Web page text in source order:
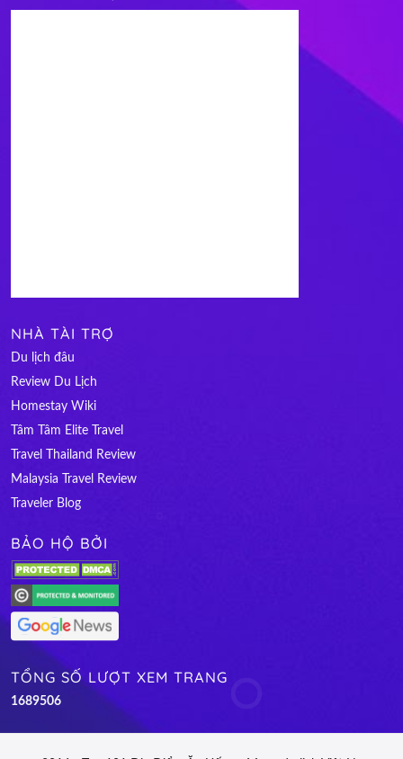
NHÀ TÀI TRỢ
Du lịch đâu
Review Du Lịch
Homestay Wiki
Tâm Tâm Elite Travel
Travel Thailand Review
Malaysia Travel Review
Traveler Blog
BẢO HỘ BỞI
TỔNG SỐ LƯỢT XEM TRANG
1689506